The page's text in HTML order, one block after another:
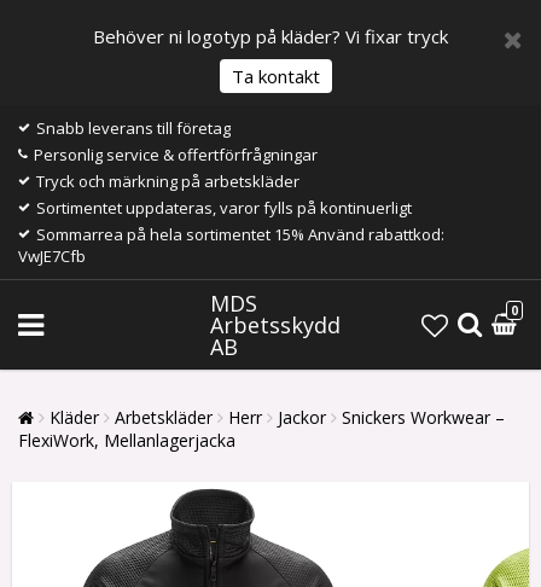
Behöver ni logotyp på kläder? Vi fixar tryck
Ta kontakt
Snabb leverans till företag
Personlig service & offertförfrågningar
Tryck och märkning på arbetskläder
Sortimentet uppdateras, varor fylls på kontinuerligt
Sommarrea på hela sortimentet 15% Använd rabattkod:
VwJE7Cfb
MDS
Arbetsskydd
AB
0
Kläder Arbetskläder Herr Jackor
Snickers Workwear –
FlexiWork, Mellanlagerjacka